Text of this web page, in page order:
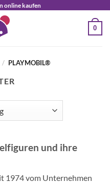
online kaufen
0
/ PLAYMOBIL®
und ihre
1974 vom Unternehmen